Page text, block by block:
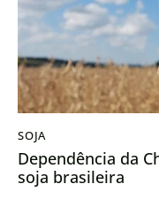
SOJA
Dependência da
soja brasileira